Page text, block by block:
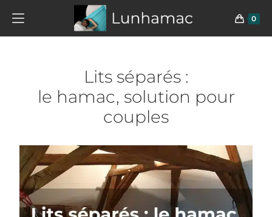
0
Lits séparés :
le hamac, solution pour
couples